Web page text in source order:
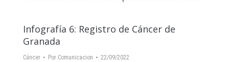
Infografía 6: Registro de Cáncer de
Granada
Cáncer Por Comunicacion 22/09/2022